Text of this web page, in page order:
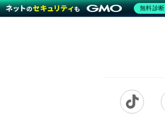
無料診断